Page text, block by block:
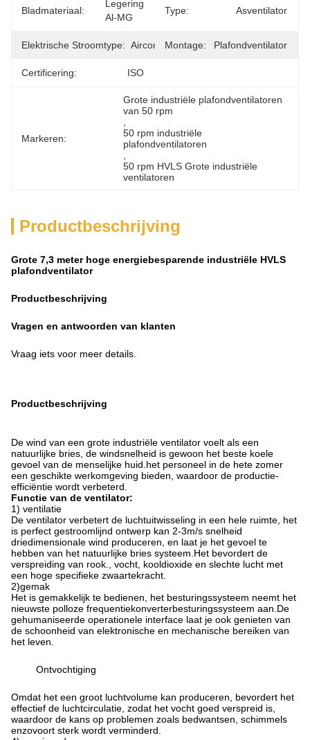
Bladmateriaal:
Legering
Al-MG
Type: Asventilator
Elektrische Stroomtype: Airconditioning
Montage: Plafondventilator
Certificering: ISO
Markeren:
Grote industriële plafondventilatoren
van 50 rpm
50 rpm industriële
plafondventilatoren
50 rpm HVLS Grote industriële
ventilatoren
Productbeschrijving
Grote 7,3 meter hoge energiebesparende industriële HVLS
plafondventilator
Productbeschrijving
Vragen en antwoorden van klanten
Vraag iets voor meer details.
Productbeschrijving
De wind van een grote industriële ventilator voelt als een
natuurlijke bries, de windsnelheid is gewoon het beste koele
gevoel van de menselijke huid.het personeel in de hete zomer
een geschikte werkomgeving bieden, waardoor de productie-
efficiëntie wordt verbeterd.
Functie van de ventilator:
1) ventilatie
De ventilator verbetert de luchtuitwisseling in een hele ruimte, het
is perfect gestroomlijnd ontwerp kan 2-3m/s snelheid
driedimensionale wind produceren, en laat je het gevoel te
hebben van het natuurlijke bries systeem.Het bevordert de
verspreiding van rook., vocht, kooldioxide en slechte lucht met
een hoge specifieke zwaartekracht.
2)gemak
Het is gemakkelijk te bedienen, het besturingssysteem neemt het
nieuwste polloze frequentiekonverterbesturingssysteem aan.De
gehumaniseerde operationele interface laat je ook genieten van
de schoonheid van elektronische en mechanische bereiken van
het leven.
Ontvochtiging
Omdat het een groot luchtvolume kan produceren, bevordert het
effectief de luchtcirculatie, zodat het vocht goed verspreid is,
waardoor de kans op problemen zoals bedwantsen, schimmels
enzovoort sterk wordt verminderd.